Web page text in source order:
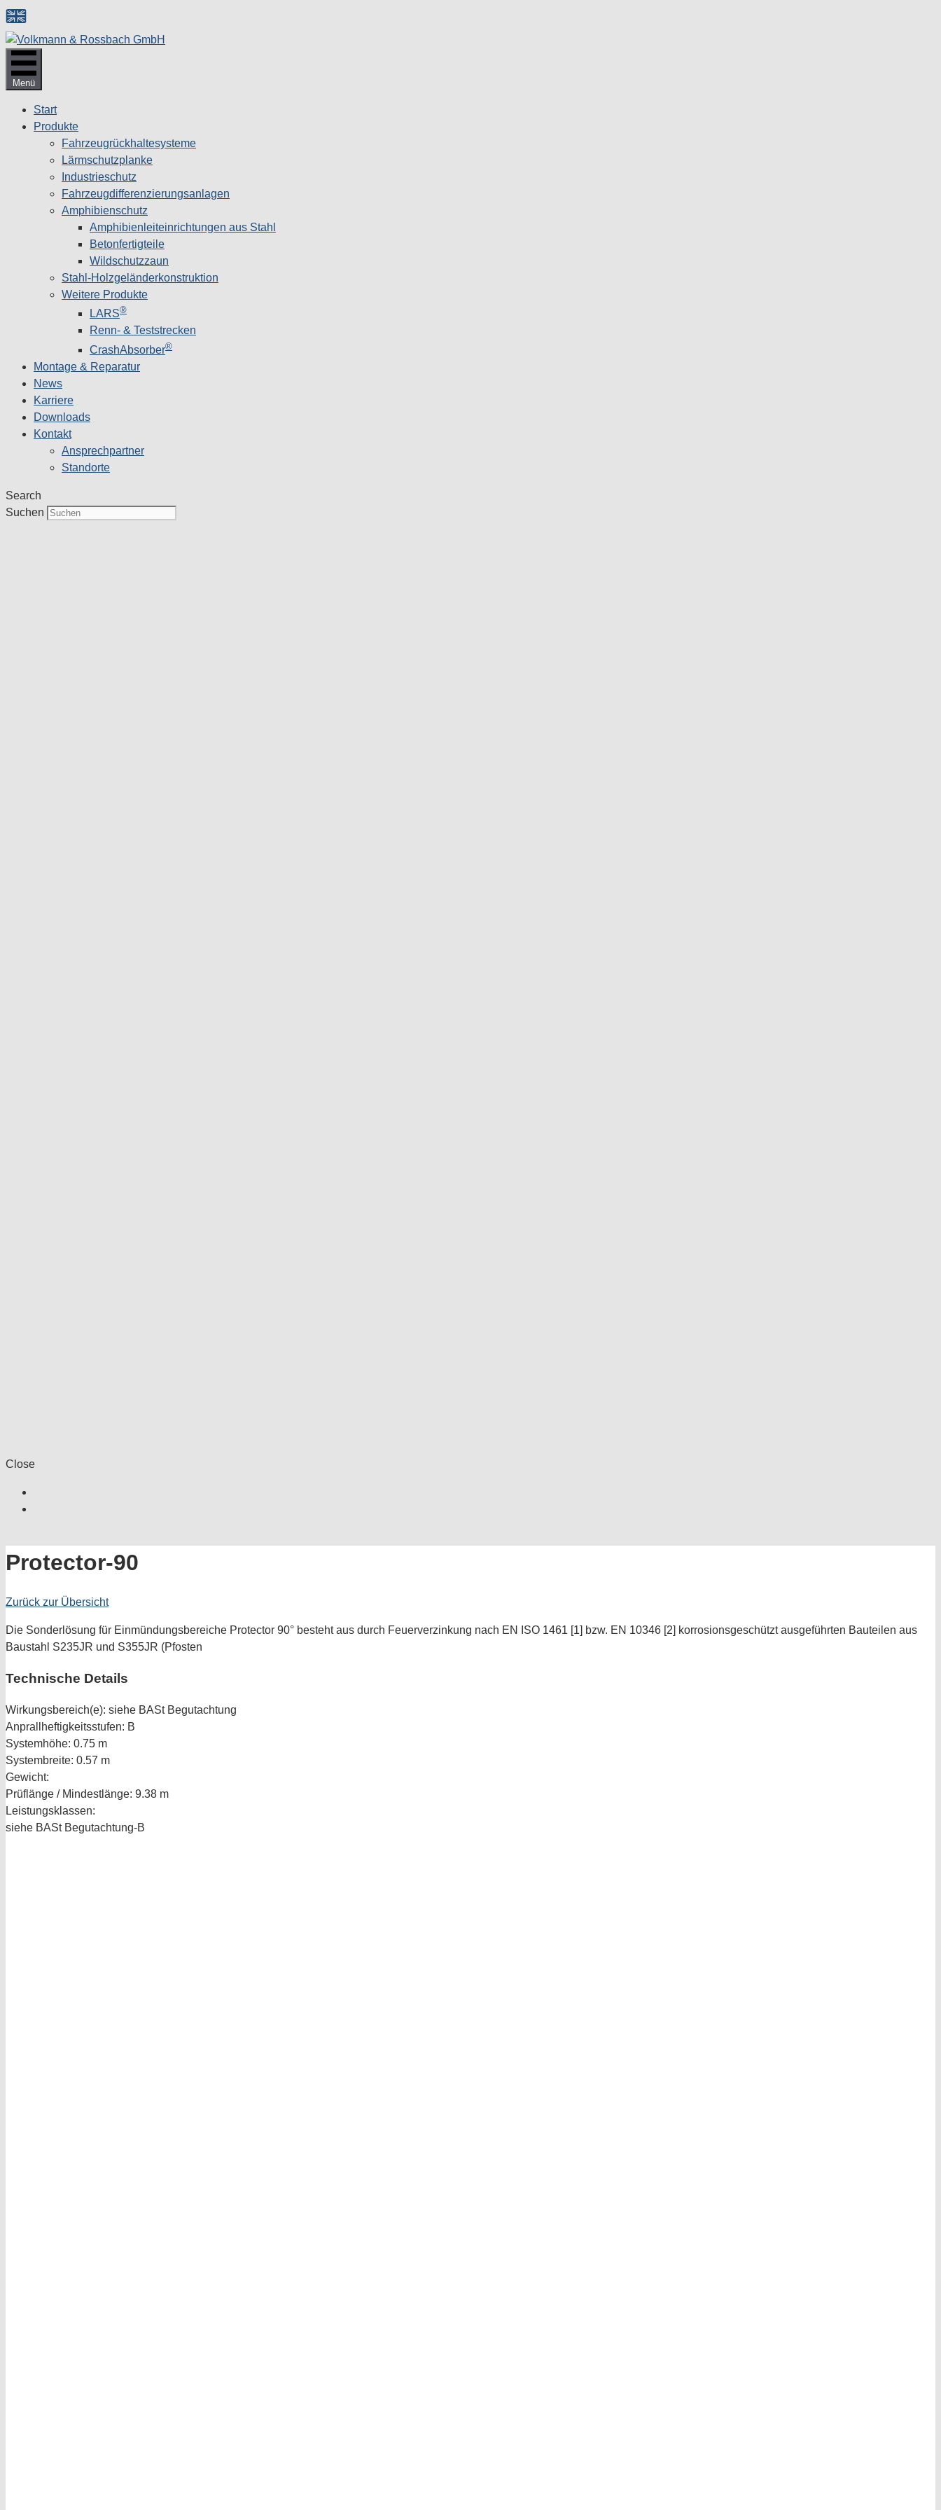
Zum
Inhalt
springen
Menü
Start
Produkte
Fahrzeugrückhaltesysteme
Lärmschutzplanke
Industrieschutz
Fahrzeug­differenzierungsanlagen
Amphibienschutz
Amphibienleiteinrichtungen aus Stahl
Betonfertigteile
Wildschutzzaun
Stahl-Holzgeländerkonstruktion
Weitere Produkte
LARS®
Renn- & Teststrecken
CrashAbsorber®
Montage & Reparatur
News
Karriere
Downloads
Kontakt
Ansprechpartner
Standorte
Search
Suchen
Close
Protector-90
Zurück zur Übersicht
Die Sonderlösung für Einmündungsbereiche Protector 90° besteht aus durch Feuerverzinkung nach EN ISO 1461 [1] bzw. EN 10346 [2] korrosionsgeschützt ausgeführten Bauteilen aus
Baustahl S235JR und S355JR (Pfosten
Technische Details
Wirkungsbereich(e): siehe BASt Begutachtung
Anprallheftigkeitsstufen: B
Systemhöhe: 0.75 m
Systembreite: 0.57 m
Gewicht:
Prüflänge / Mindestlänge: 9.38 m
Leistungsklassen:
siehe BASt Begutachtung-B